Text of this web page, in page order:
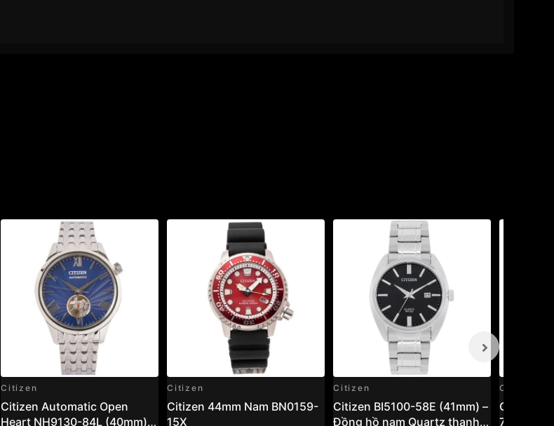
Citizen
Citizen Automatic Open
Heart NH9130-84L (40mm) –
Citizen
Citizen 44mm Nam BN0159-
15X
Citizen
Citizen BI5100-58E (41mm) –
Đồng hồ nam Quartz thanh
Citizen
Citizen
75L